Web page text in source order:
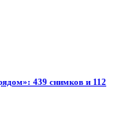
439 снимков и 112